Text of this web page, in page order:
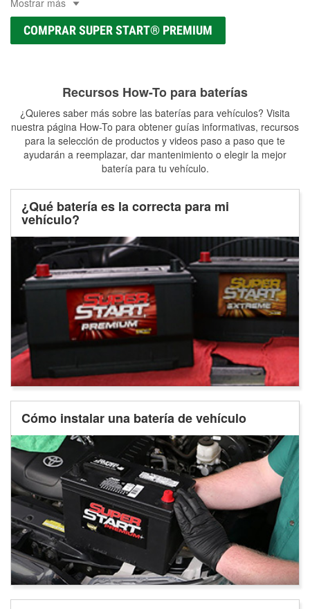
COMPRAR SUPER START® PREMIUM
Recursos How-To para baterías
¿Quieres saber más sobre las baterías para vehículos? Visita
nuestra página How-To para obtener guías informativas, recursos
para la selección de productos y videos paso a paso que te
ayudarán a reemplazar, dar mantenimiento o elegir la mejor
batería para tu vehículo.
¿Qué batería es la correcta para mi
vehículo?
Cómo instalar una batería de vehículo